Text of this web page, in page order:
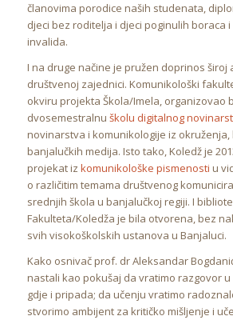
članovima porodice naših studenata,
djeci bez roditelja i djeci poginulih boraca
invalida.
I na druge načine je pružen doprinos široj
društvenoj zajednici. Komunikološki
okviru projekta Škola/Imela, organizovao
dvosemestralnu školu digitalnog
novinarstva i komunikologije iz
banjalučkih medija. Isto tako, Koledž je
projekat iz komunikološke pismenosti u
o različitim temama društvenog
srednjih škola u banjalučkoj regiji. I
Fakulteta/Koledža je bila otvorena, bez
svih visokoškolskih ustanova u Banjaluci.
Kako osnivač prof. dr Aleksandar
nastali kao pokušaj da vratimo razgovor
gdje i pripada; da učenju vratimo
stvorimo ambijent za kritičko mišljenje i